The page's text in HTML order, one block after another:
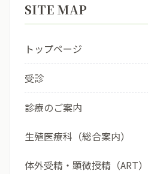
SITE MAP
トップページ
受診
診療のご案内
生殖医療科（総合案内）
体外受精・顕微授精（ART）